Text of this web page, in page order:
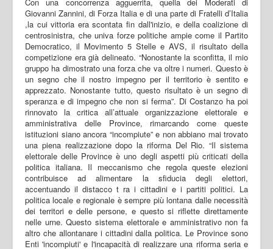
Con una concorrenza agguerrita, quella dei Moderati di
Giovanni Zannini, di Forza Italia e di una parte di Fratelli d’Italia
,la cui vittoria era scontata fin dall'inizio, e della coalizione di
centrosinistra, che univa forze politiche ampie come il Partito
Democratico, il Movimento 5 Stelle e AVS, il risultato della
competizione era già delineato. “Nonostante la sconfitta, il mio
gruppo ha dimostrato una forza che va oltre i numeri. Questo è
un segno che il nostro impegno per il territorio è sentito e
apprezzato. Nonostante tutto, questo risultato è un segno di
speranza e di impegno che non si ferma”. Di Costanzo ha poi
rinnovato la critica all’attuale organizzazione elettorale e
amministrativa delle Province, rimarcando come queste
istituzioni siano ancora “incompiute” e non abbiano mai trovato
una piena realizzazione dopo la riforma Del Rio. “Il sistema
elettorale delle Province è uno degli aspetti più criticati della
politica italiana. Il meccanismo che regola queste elezioni
contribuisce ad alimentare la sfiducia degli elettori,
accentuando il distacco t ra i cittadini e i partiti politici. La
politica locale e regionale è sempre più lontana dalle necessità
dei territori e delle persone, e questo si riflette direttamente
nelle urne. Questo sistema elettorale e amministrativo non fa
altro che allontanare i cittadini dalla politica. Le Province sono
Enti 'incompiuti' e l'incapacità di realizzare una riforma seria e